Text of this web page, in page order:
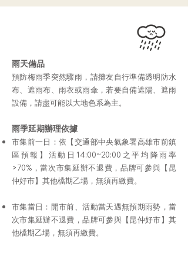
雨天備品
預防梅雨季突然驟雨，請攤友自行準備透明防水
布、遮雨布、雨衣或雨傘，若要自備遮陽、遮雨
設備，請盡可能以大地色系為主。
雨季延期辦理依據
市集前一日：依【交通部中央氣象署高雄市前鎮
區預報】活動日14:00~20:00之平均降雨率
>70%，當次市集延辦不退費，品牌可參與【昆
仲好市】其他檔期乙場，無須再繳費。
市集當日：開市前、活動當天遇無預期雨勢，當
次市集延辦不退費，品牌可參與【昆仲好市】其
他檔期乙場，無須再繳費。